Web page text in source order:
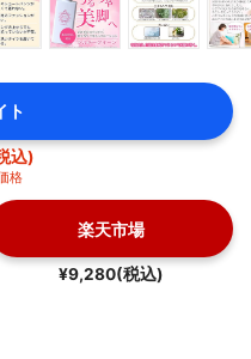
ト
込)
格
楽天市場
¥9,280(税込)